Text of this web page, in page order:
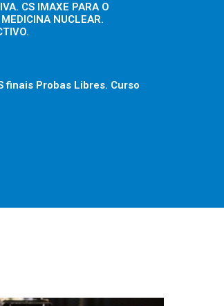
CS IMAXE PARA O
NUCLEAR.
finais Probas Libres. Curso